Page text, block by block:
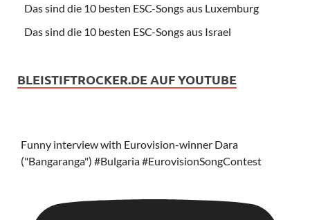
Das sind die 10 besten ESC-Songs aus Luxemburg
Das sind die 10 besten ESC-Songs aus Israel
BLEISTIFTROCKER.DE AUF YOUTUBE
Funny interview with Eurovision-winner Dara
("Bangaranga") #Bulgaria #EurovisionSongContest